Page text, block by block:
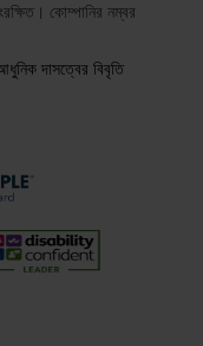
কোম্পানির নম্বর
দাসত্বের বিবৃতি